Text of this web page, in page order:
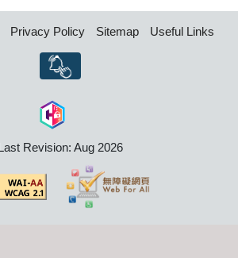
Privacy Policy Sitemap Useful Links
Revision: Aug 2026